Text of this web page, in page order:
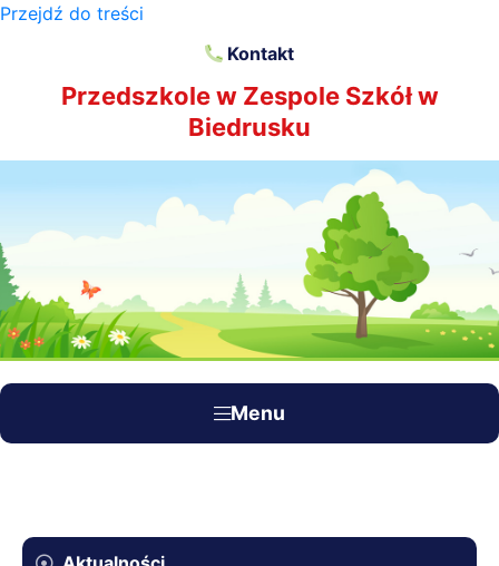
Przejdź do treści
Kontakt
Przedszkole w Zespole Szkół w
Biedrusku
Menu